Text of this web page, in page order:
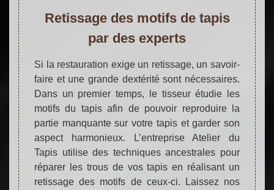
Retissage des motifs de tapis
par des experts
Si la restauration exige un retissage, un savoir-
faire et une grande dextérité sont nécessaires.
Dans un premier temps, le tisseur étudie les
motifs du tapis afin de pouvoir reproduire la
partie manquante sur votre tapis et garder son
aspect harmonieux. L’entreprise Atelier du
Tapis utilise des techniques ancestrales pour
réparer les trous de vos tapis en réalisant un
retissage des motifs de ceux-ci. Laissez nos